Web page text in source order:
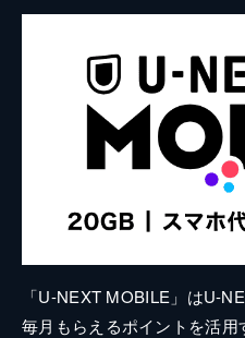
「U-NEXT MOBILE」はU-
毎月もらえるポイントを活